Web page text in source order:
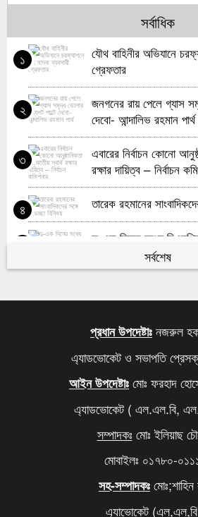
দৌলতখানে জমি বিরোধের
৯ জয়নগরে আওয়ামী
১০ দৌলতখানে প্রাথমিক
সর্বাধিক
১
যৌথ বাহিনীর অভিযানে
গ্রেফতার
২
জনগনের রায় পেলে গ্যাস
দেবো- আন্দালিভ রহমান পার্থ
৩
এবারের নির্বাচন কোনো
রক্ষার দায়িত্ব – নির্বাচন
৪ তারেক রহমানের
দু-এক দিনের মধ্যে
মেজর হাফিজের দ্বিগুণ তার
খালেদা জিয়ার সমাধিতে
আবারও বাড়ল এলপি
দিল্লিতে থাকা আপনার
মোদিকে ওয়াইসির কড়া
সর্বশেষ
প্রধান উপদেষ্টাঃনজরুল
এ্যাডভোকেট ও সভাপতি
আইন উপদেষ্টাঃমোঃ ফরহাদ
এ্যাডভোকেট ( এল.এল.বি,
সম্পাদকঃ মোঃ ইলিয়াছ
মোবাইলঃ ০১৭৮০-
সহ-সম্পাদকঃমোঃ;শাহিন
এ্যাভোকেট